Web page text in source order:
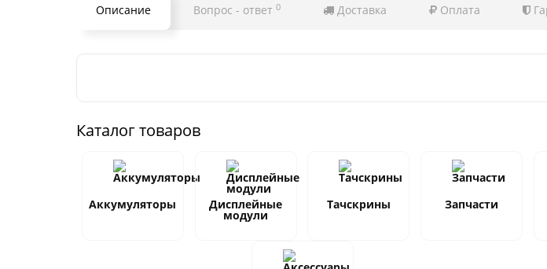
Описание Вопрос - ответ 0 Доставка Оплата
Каталог товаров
Аккумуляторы Дисплейные
модули
Тачскрины Запчасти